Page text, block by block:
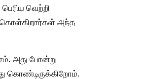
வெற்றி
கொள்கிறார்கள் அந்த
அது போன்று
கொண்டிருக்கிறோம்.